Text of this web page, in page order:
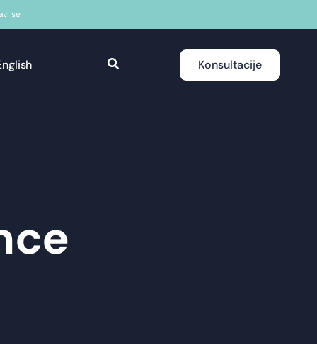
se
Konsultacije